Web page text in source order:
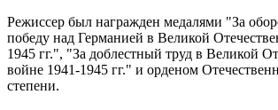
Режиссер был награжден медалями "За
победу над Германией в Великой
1945 гг.", "За доблестный труд в Великой
войне 1941-1945 гг." и орденом
степени.